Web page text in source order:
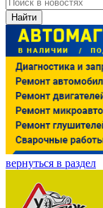
Найти
вернуться в раздел